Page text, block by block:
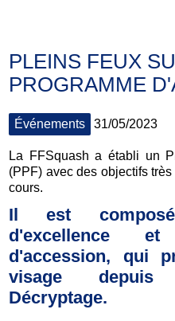
PLEINS FEUX
PROGRAMME
Événements 31/05/2023
La FFSquash a établi un
(PPF) avec des objectifs
cours.
Il est
d'excellence
d'accession, qui
visage depuis
Décryptage.